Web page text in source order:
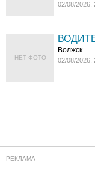
02/08/2026,
НЕТ ФОТО
Волжск
02/08/2026,